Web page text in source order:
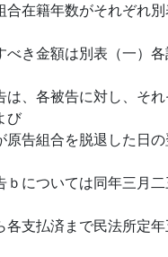
合在籍年数がそれぞれ
き金額は別表（一）
、各被告に対し、そ
び
原告組合を脱退した日
ｂについては同年三月
支払済まで民法所定